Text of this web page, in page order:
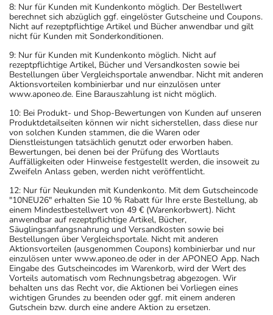
8: Nur für Kunden mit Kundenkonto möglich. Der Bestellwert
berechnet sich abzüglich ggf. eingelöster Gutscheine und Coupons.
Nicht auf rezeptpflichtige Artikel und Bücher anwendbar und gilt
nicht für Kunden mit Sonderkonditionen.
9: Nur für Kunden mit Kundenkonto möglich. Nicht auf
rezeptpflichtige Artikel, Bücher und Versandkosten sowie bei
Bestellungen über Vergleichsportale anwendbar. Nicht mit anderen
Aktionsvorteilen kombinierbar und nur einzulösen unter
www.aponeo.de. Eine Barauszahlung ist nicht möglich.
10: Bei Produkt- und Shop-Bewertungen von Kunden auf unseren
Produktdetailseiten können wir nicht sicherstellen, dass diese nur
von solchen Kunden stammen, die die Waren oder
Dienstleistungen tatsächlich genutzt oder erworben haben.
Bewertungen, bei denen bei der Prüfung des Wortlauts
Auffälligkeiten oder Hinweise festgestellt werden, die insoweit zu
Zweifeln Anlass geben, werden nicht veröffentlicht.
12: Nur für Neukunden mit Kundenkonto. Mit dem Gutscheincode
"10NEU26" erhalten Sie 10 % Rabatt für Ihre erste Bestellung, ab
einem Mindestbestellwert von 49 € (Warenkorbwert). Nicht
anwendbar auf rezeptpflichtige Artikel, Bücher,
Säuglingsanfangsnahrung und Versandkosten sowie bei
Bestellungen über Vergleichsportale. Nicht mit anderen
Aktionsvorteilen (ausgenommen Coupons) kombinierbar und nur
einzulösen unter www.aponeo.de oder in der APONEO App. Nach
Eingabe des Gutscheincodes im Warenkorb, wird der Wert des
Vorteils automatisch vom Rechnungsbetrag abgezogen. Wir
behalten uns das Recht vor, die Aktionen bei Vorliegen eines
wichtigen Grundes zu beenden oder ggf. mit einem anderen
Gutschein bzw. durch eine andere Aktion zu ersetzen.